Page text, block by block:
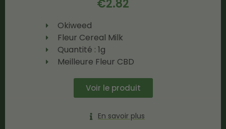
€2.82
Okiweed
Fleur Cereal Milk
Quantité : 1g
Meilleure Fleur CBD
Voir le produit
En savoir plus